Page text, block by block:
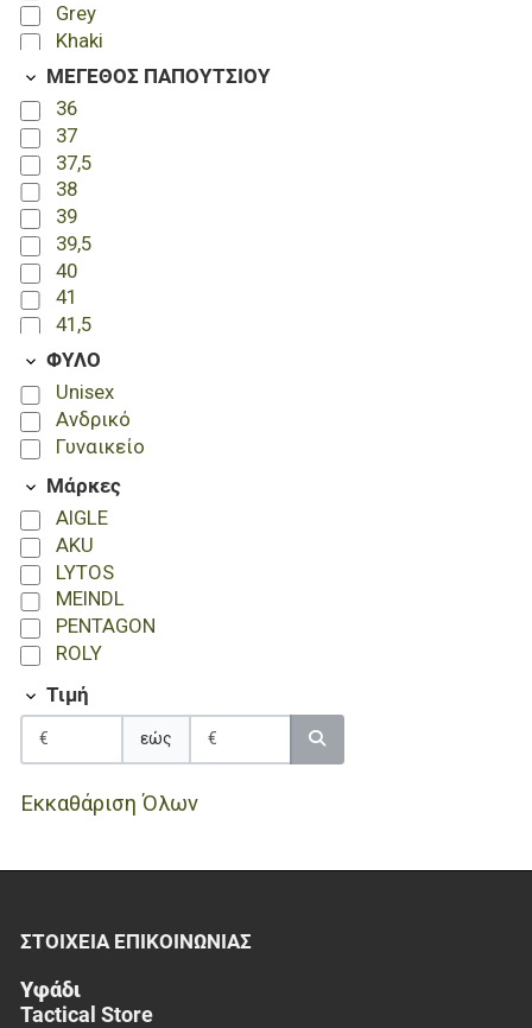
Grey
Khaki
Ocra
Wolf-Grey
ΜΕΓΕΘΟΣ ΠΑΠΟΥΤΣΙΟΥ
36
37
37,5
38
39
39,5
40
41
41,5
42
43
44
44,5
45
46
46,5
47
48,5
49,5
51
ΦΥΛΟ
Unisex
Ανδρικό
Γυναικείο
Μάρκες
AIGLE
AKU
LYTOS
MEINDL
PENTAGON
ROLY
Τιμή
εώς
Εκκαθάριση Όλων
ΣΤΟΙΧΕΊΑ EΠΙΚΟΙΝΩΝΊΑΣ
Υφάδι
Tactical Store